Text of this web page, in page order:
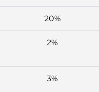
20%
2%
3%